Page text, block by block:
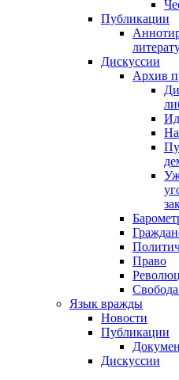
Публикации
Дискуссии
Архив
Право
Язык вражды
Новости
Публикации
Дискуссии